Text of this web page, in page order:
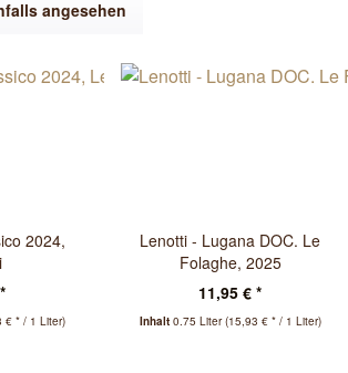
angesehen
2024,
€ * / 1 Liter)
Lenotti - Lugana DOC. Le
Folaghe, 2025
11,95 € *
Inhalt 0.75 Liter(15,93 € * / 1 Liter)